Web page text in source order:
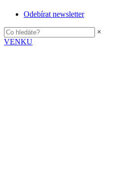
Odebírat newsletter
×
VENKU